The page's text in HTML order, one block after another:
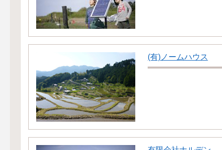
(有)ノームハウス